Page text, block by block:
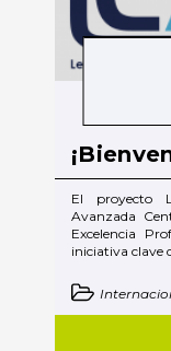
El proyecto
Avanzada
Excelencia
iniciativa clave